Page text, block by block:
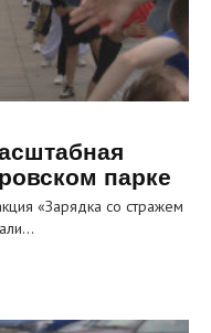
парке
«Зарядка со стражем